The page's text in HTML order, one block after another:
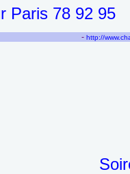
Paris 78 92 95
- http://